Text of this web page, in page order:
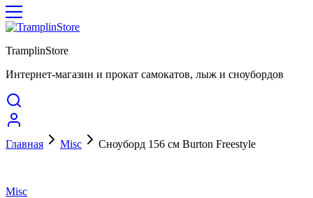
TramplinStore
Интернет-магазин и прокат самокатов, лыж и сноубордов
Главная Misc Сноуборд 156 см Burton Freestyle
Misc